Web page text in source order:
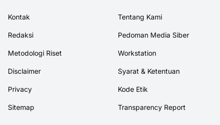
Kontak Tentang Kami
Redaksi Pedoman Media Siber
Metodologi Riset Workstation
Disclaimer Syarat & Ketentuan
Privacy Kode Etik
Sitemap Transparency Report